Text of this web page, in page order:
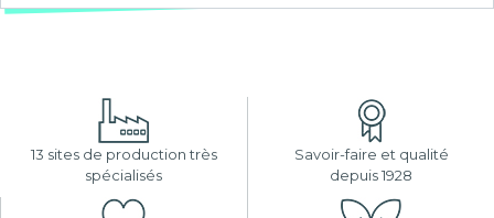
13 sites de production très
spécialisés
Savoir-faire et qualité
depuis 1928